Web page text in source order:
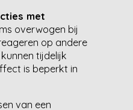
met
overwogen bij
op andere
tijdelijk
is beperkt in
van een